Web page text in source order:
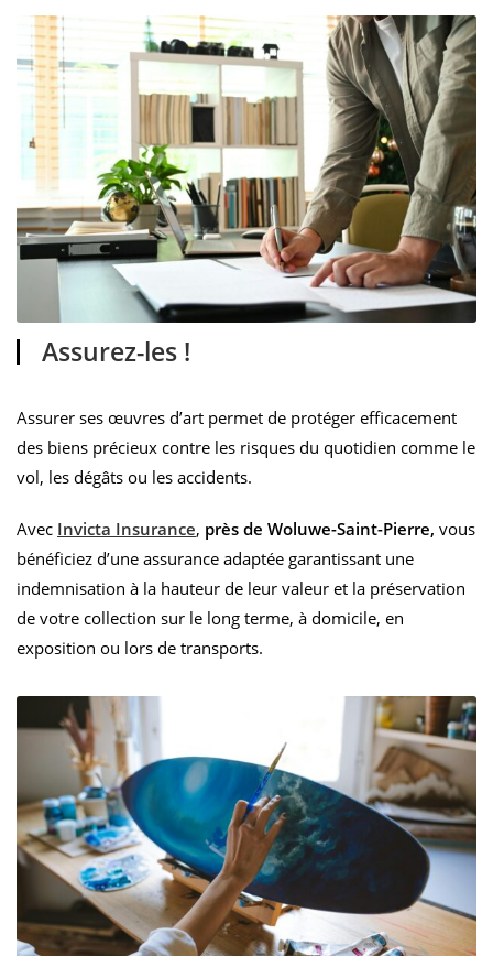
Assurez-les !
Assurer ses œuvres d’art permet de protéger efficacement
des biens précieux contre les risques du quotidien comme le
vol, les dégâts ou les accidents.
Avec Invicta Insurance, près de Woluwe-Saint-Pierre, vous
bénéficiez d’une assurance adaptée garantissant une
indemnisation à la hauteur de leur valeur et la préservation
de votre collection sur le long terme, à domicile, en
exposition ou lors de transports.